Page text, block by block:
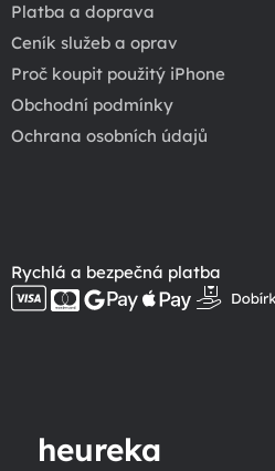
Platba a doprava
Ceník služeb a oprav
Proč koupit použitý iPhone
Obchodní podmínky
Ochrana osobních údajů
Rychlá a bezpečná platba
heureka